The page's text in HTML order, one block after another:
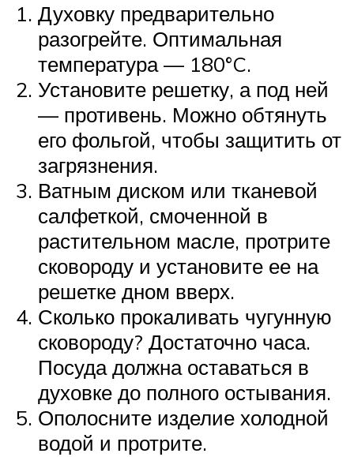
Духовку предварительно
разогрейте. Оптимальная
температура — 180°C.
Установите решетку, а под ней
— противень. Можно обтянуть
его фольгой, чтобы защитить от
загрязнения.
Ватным диском или тканевой
салфеткой, смоченной в
растительном масле, протрите
сковороду и установите ее на
решетке дном вверх.
Сколько прокаливать чугунную
сковороду? Достаточно часа.
Посуда должна оставаться в
духовке до полного остывания.
Ополосните изделие холодной
водой и протрите.